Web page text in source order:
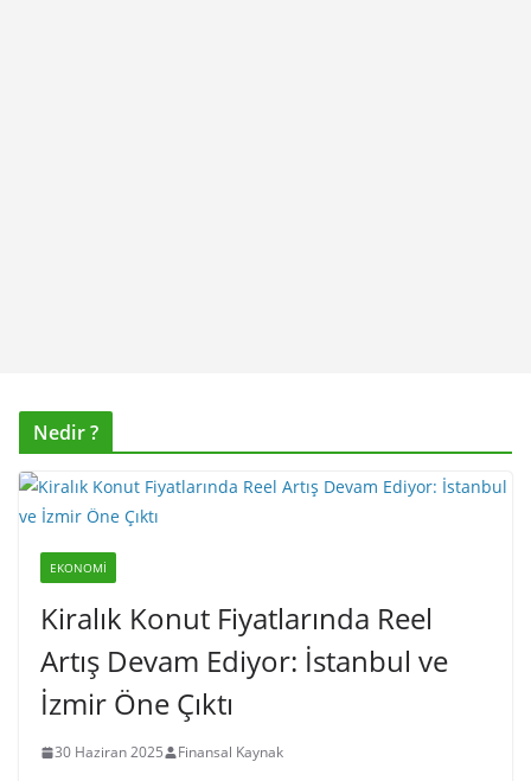
Nedir ?
EKONOMI
Kiralık Konut Fiyatlarında Reel
Artış Devam Ediyor: İstanbul ve
İzmir Öne Çıktı
30 Haziran 2025 Finansal Kaynak